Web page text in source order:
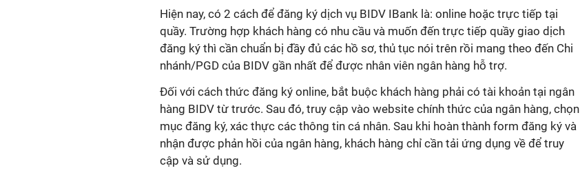
Hiện nay, có 2 cách để đăng ký dịch vụ BIDV IBank là: online hoặc trực tiếp tại
quầy. Trường hợp khách hàng có nhu cầu và muốn đến trực tiếp quầy giao dịch
đăng ký thì cần chuẩn bị đầy đủ các hồ sơ, thủ tục nói trên rồi mang theo đến Chi
nhánh/PGD của BIDV gần nhất để được nhân viên ngân hàng hỗ trợ.
Đối với cách thức đăng ký online, bắt buộc khách hàng phải có tài khoản tại ngân
hàng BIDV từ trước. Sau đó, truy cập vào website chính thức của ngân hàng, chọn
mục đăng ký, xác thực các thông tin cá nhân. Sau khi hoàn thành form đăng ký và
nhận được phản hồi của ngân hàng, khách hàng chỉ cần tải ứng dụng về để truy
cập và sử dụng.